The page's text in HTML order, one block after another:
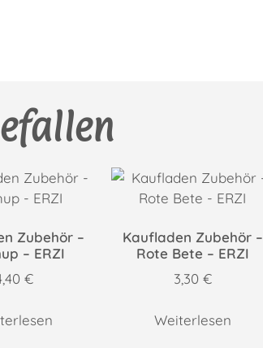
Zubehör –
– ERZI
€
Kaufladen Zubehör –
Rote Bete – ERZI
3,30 €
Weiterlesen